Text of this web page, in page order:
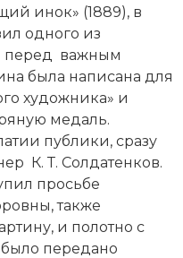
инок» (1889), в
одного из
перед важным
была написана для
художника» и
медаль.
публики, сразу
К. Т. Солдатенков.
просьбе
также
и полотно с
передано